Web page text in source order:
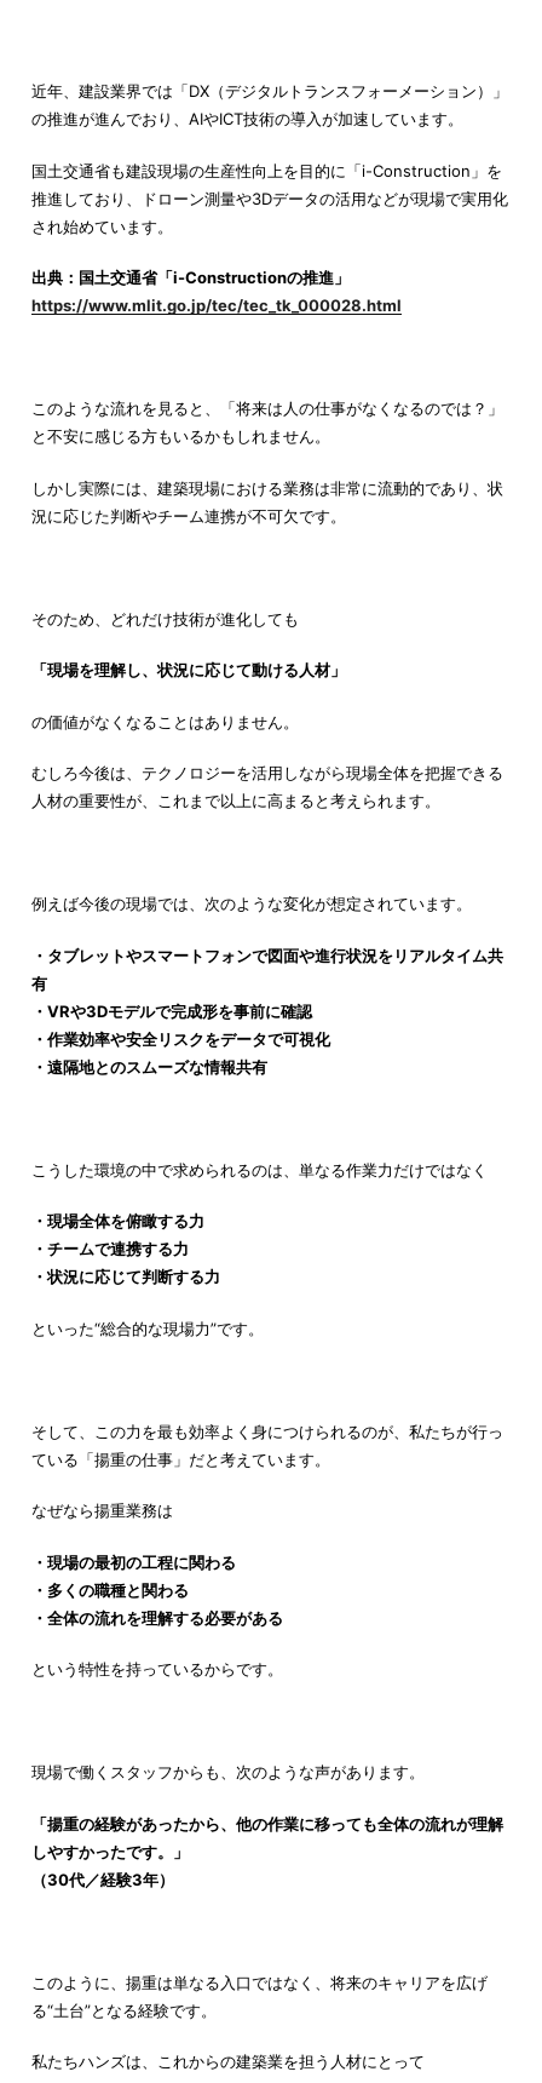
近年、建設業界では「DX（デジタルトランスフォーメーション）」
の推進が進んでおり、AIやICT技術の導入が加速しています。
国土交通省も建設現場の生産性向上を目的に「i-Construction」を
推進しており、ドローン測量や3Dデータの活用などが現場で実用化
され始めています。
出典：国土交通省「i-Constructionの推進」
https://www.mlit.go.jp/tec/tec_tk_000028.html
このような流れを見ると、「将来は人の仕事がなくなるのでは？」
と不安に感じる方もいるかもしれません。
しかし実際には、建築現場における業務は非常に流動的であり、状
況に応じた判断やチーム連携が不可欠です。
そのため、どれだけ技術が進化しても
「現場を理解し、状況に応じて動ける人材」
の価値がなくなることはありません。
むしろ今後は、テクノロジーを活用しながら現場全体を把握できる
人材の重要性が、これまで以上に高まると考えられます。
例えば今後の現場では、次のような変化が想定されています。
・タブレットやスマートフォンで図面や進行状況をリアルタイム共
有
・VRや3Dモデルで完成形を事前に確認
・作業効率や安全リスクをデータで可視化
・遠隔地とのスムーズな情報共有
こうした環境の中で求められるのは、単なる作業力だけではなく
・現場全体を俯瞰する力
・チームで連携する力
・状況に応じて判断する力
といった“総合的な現場力”です。
そして、この力を最も効率よく身につけられるのが、私たちが行っ
ている「揚重の仕事」だと考えています。
なぜなら揚重業務は
・現場の最初の工程に関わる
・多くの職種と関わる
・全体の流れを理解する必要がある
という特性を持っているからです。
現場で働くスタッフからも、次のような声があります。
「揚重の経験があったから、他の作業に移っても全体の流れが理解
しやすかったです。」
（30代／経験3年）
このように、揚重は単なる入口ではなく、将来のキャリアを広げ
る“土台”となる経験です。
私たちハンズは、これからの建築業を担う人材にとって